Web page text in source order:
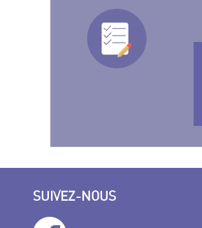
SUIVEZ-NOUS